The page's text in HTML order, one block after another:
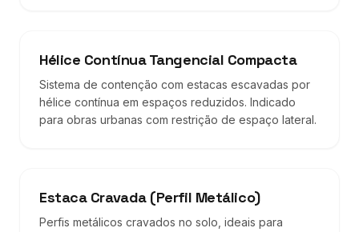
Hélice Contínua Tangencial Compacta
Sistema de contenção com estacas escavadas por
hélice contínua em espaços reduzidos. Indicado
para obras urbanas com restrição de espaço lateral.
Estaca Cravada (Perfil Metálico)
Perfis metálicos cravados no solo, ideais para